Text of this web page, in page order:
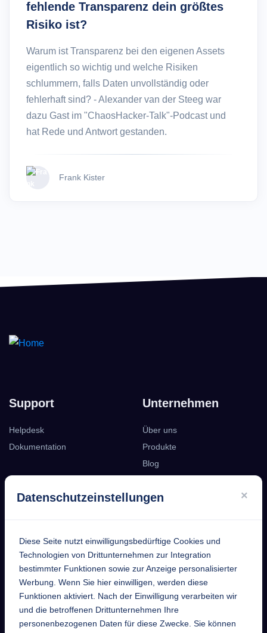
Datenschutzeinstellungen ×
Diese Seite nutzt einwilligungsbedürftige Cookies und
Technologien von Drittunternehmen zur Integration
bestimmter Funktionen sowie zur Anzeige personalisierter
Werbung. Wenn Sie hier einwilligen, werden diese
Funktionen aktiviert. Nach der Einwilligung verarbeiten wir
und die betroffenen Drittunternehmen Ihre
personenbezogenen Daten für diese Zwecke. Sie können
fehlende Transparenz dein größtes
Risiko ist?
Warum ist Transparenz bei den eigenen Assets
eigentlich so wichtig und welche Risiken
schlummern, falls Daten unvollständig oder
fehlerhaft sind? - Alexander van der Steeg war
dazu Gast im "ChaosHacker-Talk"-Podcast und
hat Rede und Antwort gestanden.
Frank Kister
Support
Helpdesk
Dokumentation
Unternehmen
Über uns
Produkte
Blog
Kontakt
EntekSystems
GmbH
Großmannstraße 17
63808 Haibach